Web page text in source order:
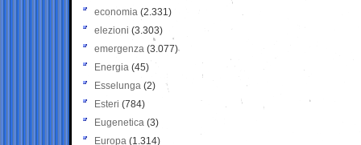
economia (2.331)
elezioni (3.303)
emergenza (3.077)
Energia (45)
Esselunga (2)
Esteri (784)
Eugenetica (3)
Europa (1.314)